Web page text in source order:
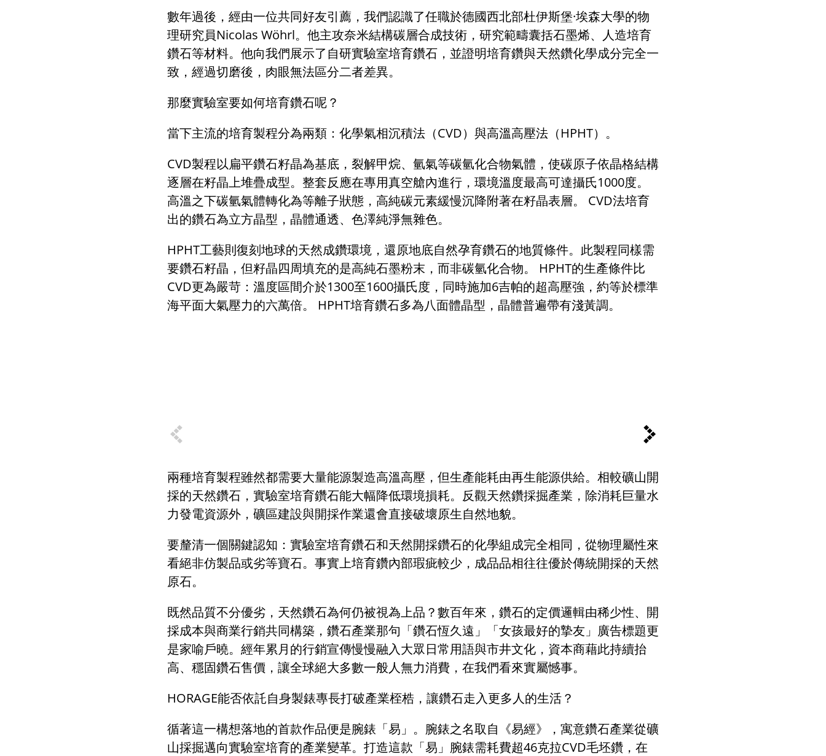
數年過後，經由一位共同好友引薦，我們認識了任職於德國西北部杜伊斯堡·埃森大學的物
理研究員Nicolas Wöhrl。他主攻奈米結構碳層合成技術，研究範疇囊括石墨烯、人造培育
鑽石等材料。他向我們展示了自研實驗室培育鑽石，並證明培育鑽與天然鑽化學成分完全一
致，經過切磨後，肉眼無法區分二者差異。
那麼實驗室要如何培育鑽石呢？
當下主流的培育製程分為兩類：化學氣相沉積法（CVD）與高溫高壓法（HPHT）。
CVD製程以扁平鑽石籽晶為基底，裂解甲烷、氫氣等碳氫化合物氣體，使碳原子依晶格結構
逐層在籽晶上堆疊成型。整套反應在專用真空艙內進行，環境溫度最高可達攝氏1000度。
高溫之下碳氫氣體轉化為等離子狀態，高純碳元素緩慢沉降附著在籽晶表層。 CVD法培育
出的鑽石為立方晶型，晶體通透、色澤純淨無雜色。
HPHT工藝則復刻地球的天然成鑽環境，還原地底自然孕育鑽石的地質條件。此製程同樣需
要鑽石籽晶，但籽晶四周填充的是高純石墨粉末，而非碳氫化合物。 HPHT的生產條件比
CVD更為嚴苛：溫度區間介於1300至1600攝氏度，同時施加6吉帕的超高壓強，約等於標準
海平面大氣壓力的六萬倍。 HPHT培育鑽石多為八面體晶型，晶體普遍帶有淺黃調。
兩種培育製程雖然都需要大量能源製造高溫高壓，但生產能耗由再生能源供給。相較礦山開
採的天然鑽石，實驗室培育鑽石能大幅降低環境損耗。反觀天然鑽採掘產業，除消耗巨量水
力發電資源外，礦區建設與開採作業還會直接破壞原生自然地貌。
要釐清一個關鍵認知：實驗室培育鑽石和天然開採鑽石的化學組成完全相同，從物理屬性來
看絕非仿製品或劣等寶石。事實上培育鑽內部瑕疵較少，成品品相往往優於傳統開採的天然
原石。
既然品質不分優劣，天然鑽石為何仍被視為上品？數百年來，鑽石的定價邏輯由稀少性、開
採成本與商業行銷共同構築，鑽石產業那句「鑽石恆久遠」「女孩最好的摯友」廣告標題更
是家喻戶曉。經年累月的行銷宣傳慢慢融入大眾日常用語與市井文化，資本商藉此持續抬
高、穩固鑽石售價，讓全球絕大多數一般人無力消費，在我們看來實屬憾事。
HORAGE能否依託自身製錶專長打破產業桎梏，讓鑽石走入更多人的生活？
循著這一構想落地的首款作品便是腕錶「易」。腕錶之名取自《易經》，寓意鑽石產業從礦
山採掘邁向實驗室培育的產業變革。打造這款 「易」腕錶需耗費超46克拉CVD毛坯鑽，在